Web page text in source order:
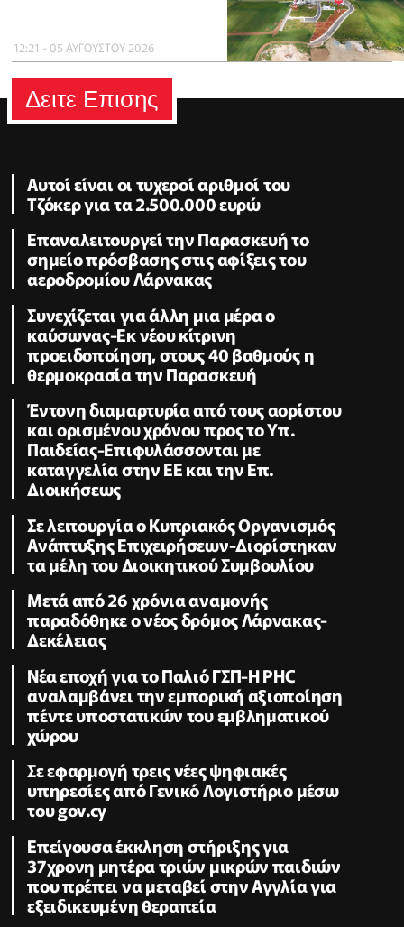
12:21 - 05 ΑΥΓΟΥΣΤΟΥ 2026
Δειτε Επισης
Αυτοί είναι οι τυχεροί αριθμοί του
Τζόκερ για τα 2.500.000 ευρώ
Επαναλειτουργεί την Παρασκευή το
σημείο πρόσβασης στις αφίξεις του
αεροδρομίου Λάρνακας
Συνεχίζεται για άλλη μια μέρα ο
καύσωνας-Εκ νέου κίτρινη
προειδοποίηση, στους 40 βαθμούς η
θερμοκρασία την Παρασκευή
Έντονη διαμαρτυρία από τους αορίστου
και ορισμένου χρόνου προς το Υπ.
Παιδείας-Επιφυλάσσονται με
καταγγελία στην ΕΕ και την Επ.
Διοικήσεως
Σε λειτουργία ο Κυπριακός Οργανισμός
Ανάπτυξης Επιχειρήσεων-Διορίστηκαν
τα μέλη του Διοικητικού Συμβουλίου
Μετά από 26 χρόνια αναμονής
παραδόθηκε ο νέος δρόμος Λάρνακας-
Δεκέλειας
Νέα εποχή για το Παλιό ΓΣΠ-Η PHC
αναλαμβάνει την εμπορική αξιοποίηση
πέντε υποστατικών του εμβληματικού
χώρου
Σε εφαρμογή τρεις νέες ψηφιακές
υπηρεσίες από Γενικό Λογιστήριο μέσω
του gov.cy
Επείγουσα έκκληση στήριξης για
37χρονη μητέρα τριών μικρών παιδιών
που πρέπει να μεταβεί στην Αγγλία για
εξειδικευμένη θεραπεία